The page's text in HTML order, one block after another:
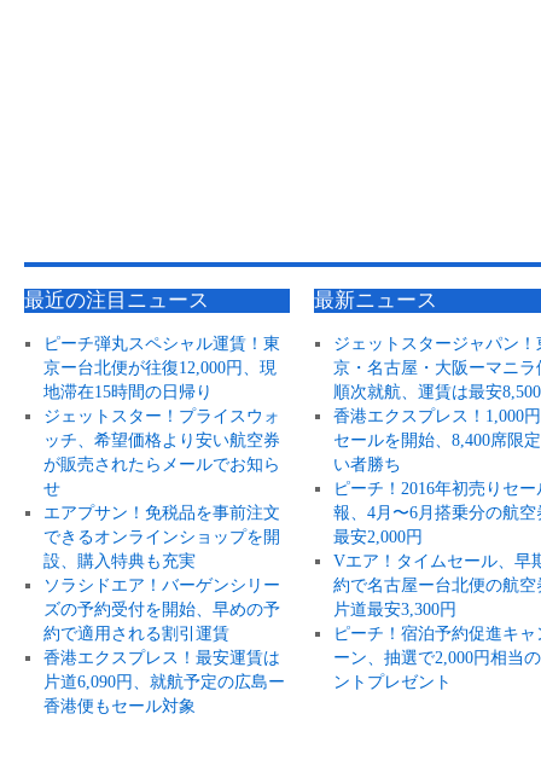
最近の注目ニュース
ピーチ弾丸スペシャル運賃！東
京ー台北便が往復12,000円、現
地滞在15時間の日帰り
ジェットスター！プライスウォ
ッチ、希望価格より安い航空券
が販売されたらメールでお知ら
せ
エアプサン！免税品を事前注文
できるオンラインショップを開
設、購入特典も充実
ソラシドエア！バーゲンシリー
ズの予約受付を開始、早めの予
約で適用される割引運賃
香港エクスプレス！最安運賃は
片道6,090円、就航予定の広島ー
香港便もセール対象
最新ニュース
ジェットスタージャパン！
京・名古屋・大阪ーマニラ
順次就航、運賃は最安
香港エクスプレス！1,000
セールを開始、8,400席限
い者勝ち
ピーチ！2016年初売りセー
報、4月〜6月搭乗分の航空
最安2,000円
Vエア！タイムセール、早
約で名古屋ー台北便の航空
片道最安3,300円
ピーチ！宿泊予約促進キャ
ーン、抽選で2,000円相当
ントプレゼント